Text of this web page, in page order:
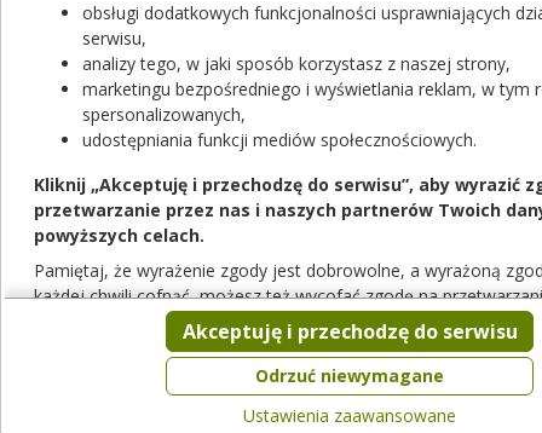
Dentinox N
żel do stosowania na dziąsła|0,34%+15%+0,32%| 10 g
lek dostępny bez recepty
Cena zależna od apteki
obsługi dodatkowych funkcjonalności usprawniających
serwisu,
analizy tego, w jaki sposób korzystasz z naszej strony,
marketingu bezpośredniego i wyświetlania reklam, w tym
spersonalizowanych,
udostępniania funkcji mediów społecznościowych.
Kliknij „Akceptuję i przechodzę do serwisu”, aby wyrazić
przetwarzanie przez nas i naszych partnerów Twoich
powyższych celach.
Pamiętaj, że wyrażenie zgody jest dobrowolne, a wyrażoną
każdej chwili cofnąć, możesz też wycofać zgodę na
danych tylko w niektórych celach. Jeżeli chcesz dowiedzieć się
przeprowadzić konfigurację szczegółową, to możesz tego
„Ustawień zaawansowanych”.
Więcej informacji na temat wykorzystywania narzędzi
Odrzuć niewymagane
Akceptuję i przechodzę do serwisu
Ustawienia zaawansowane